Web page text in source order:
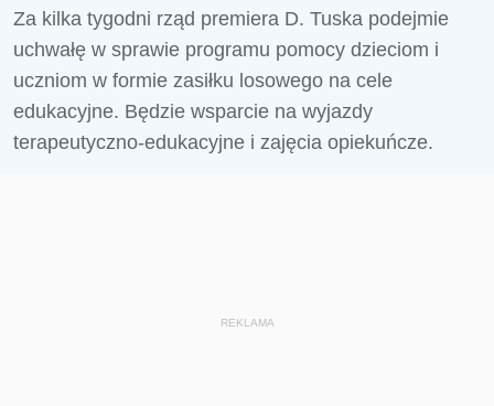
Za kilka tygodni rząd premiera D. Tuska podejmie
uchwałę w sprawie programu pomocy dzieciom i
uczniom w formie zasiłku losowego na cele
edukacyjne. Będzie wsparcie na wyjazdy
terapeutyczno-edukacyjne i zajęcia opiekuńcze.
REKLAMA